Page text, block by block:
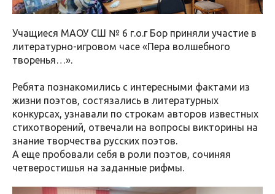
Учащиеся МАОУ СШ № 6 г.о.г Бор приняли участие в
литературно-игровом часе «Пера волшебного
творенья…».
Ребята познакомились с интересными фактами из
жизни поэтов, состязались в литературных
конкурсах, узнавали по строкам авторов известных
стихотворений, отвечали на вопросы викторины на
знание творчества русских поэтов.
А еще пробовали себя в роли поэтов, сочиняя
четверостишья на заданные рифмы.